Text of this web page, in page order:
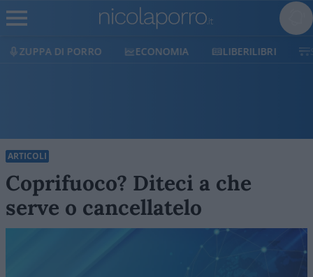
ECONOMIA LIBERILIBRI SHOP SOSTIENICI
ARTICOLI
Coprifuoco? Diteci a che
serve o cancellatelo